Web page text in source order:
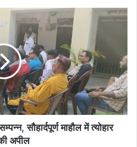
सौहार्दपूर्ण माहौल में त्योहार
अपील